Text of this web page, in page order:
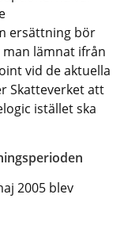
ersättning bör
lämnat ifrån
vid de aktuella
Skatteverket att
istället ska
2005 blev